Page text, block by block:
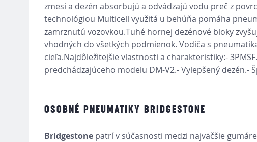
zmesi a dezén absorbujú a odvádzajú vodu preč z
technológiou Multicell využitá u behúňa pomáha
zamrznutú vozovkou.Tuhé hornej dezénové bloky
vhodných do všetkých podmienok. Vodiča s
cieľa.Najdôležitejšie vlastnosti a charakteristiky:-
predchádzajúceho modelu DM-V2.- Vylepšený dezén.-
OSOBNÉ PNEUMATIKY BRIDGESTONE
Bridgestone patrí v súčasnosti medzi najväčšie